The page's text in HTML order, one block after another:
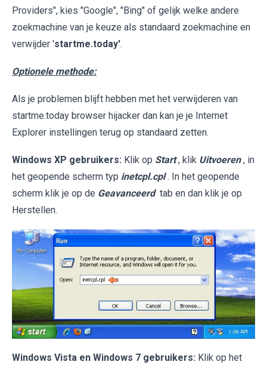
Providers", kies "Google", "Bing" of gelijk welke andere
zoekmachine van je keuze als standaard zoekmachine en
verwijder 'startme.today'.
Optionele methode:
Als je problemen blijft hebben met het verwijderen van
startme.today browser hijacker dan kan je je Internet
Explorer instellingen terug op standaard zetten.
Windows XP gebruikers: Klik op Start , klik Uitvoeren , in
het geopende scherm typ inetcpl.cpl . In het geopende
scherm klik je op de Geavanceerd tab en dan klik je op
Herstellen.
Windows Vista en Windows 7 gebruikers: Klik op het